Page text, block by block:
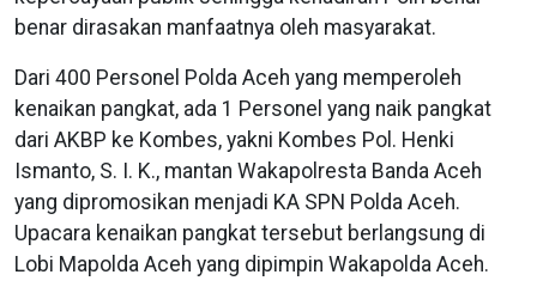
benar dirasakan manfaatnya oleh masyarakat.
Dari 400 Personel Polda Aceh yang memperoleh
kenaikan pangkat, ada 1 Personel yang naik pangkat
dari AKBP ke Kombes, yakni Kombes Pol. Henki
Ismanto, S. I. K., mantan Wakapolresta Banda Aceh
yang dipromosikan menjadi KA SPN Polda Aceh.
Upacara kenaikan pangkat tersebut berlangsung di
Lobi Mapolda Aceh yang dipimpin Wakapolda Aceh.